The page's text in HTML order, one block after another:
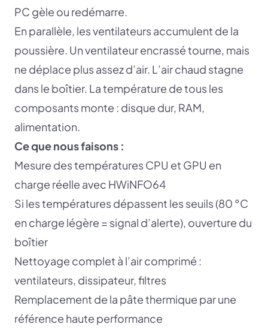
PC gèle ou redémarre.
En parallèle, les ventilateurs accumulent de la
poussière. Un ventilateur encrassé tourne, mais
ne déplace plus assez d’air. L’air chaud stagne
dans le boîtier. La température de tous les
composants monte : disque dur, RAM,
alimentation.
Ce que nous faisons :
Mesure des températures CPU et GPU en
charge réelle avec HWiNFO64
Si les températures dépassent les seuils (80 °C
en charge légère = signal d’alerte), ouverture du
boîtier
Nettoyage complet à l’air comprimé :
ventilateurs, dissipateur, filtres
Remplacement de la pâte thermique par une
référence haute performance